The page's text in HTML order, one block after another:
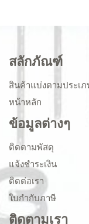
สลักภัณฑ์
สินค้าแบ่งตามประเภ
หน้าหลัก
ข้อมูลต่างๆ
ติดตามพัสดุ
แจ้งชำระเงิน
ติดต่อเรา
ใบกำกับภาษี
ติดตามเรา